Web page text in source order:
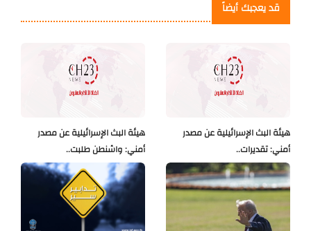
قد يعجبك أيضاً
هيئة البث الإسرائيلية عن مصدر
أمني: واشنطن طلبت..
هيئة البث الإسرائيلية عن مصدر
أمني: تقديرات..